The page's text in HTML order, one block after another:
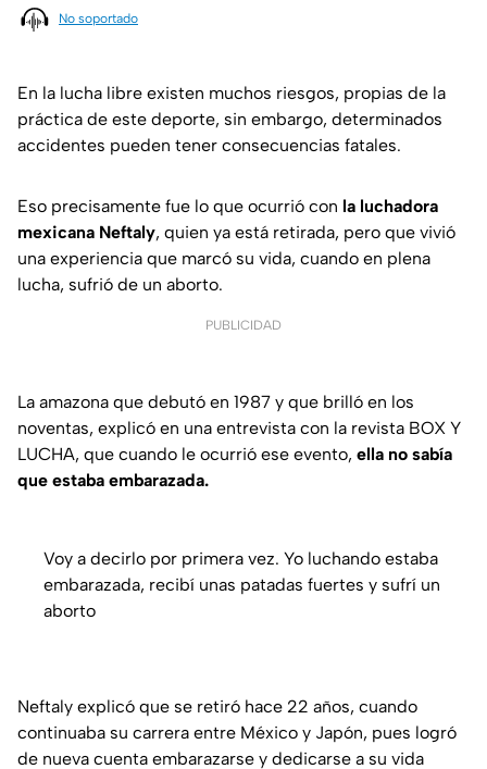
No soportado
En la lucha libre existen muchos riesgos, propias de la
práctica de este deporte, sin embargo, determinados
accidentes pueden tener consecuencias fatales.
Eso precisamente fue lo que ocurrió con la luchadora
mexicana Neftaly, quien ya está retirada, pero que vivió
una experiencia que marcó su vida, cuando en plena
lucha, sufrió de un aborto.
PUBLICIDAD
La amazona que debutó en 1987 y que brilló en los
noventas, explicó en una entrevista con la revista BOX Y
LUCHA, que cuando le ocurrió ese evento, ella no sabía
que estaba embarazada.
Voy a decirlo por primera vez. Yo luchando estaba
embarazada, recibí unas patadas fuertes y sufrí un
aborto
Neftaly explicó que se retiró hace 22 años, cuando
continuaba su carrera entre México y Japón, pues logró
de nueva cuenta embarazarse y dedicarse a su vida